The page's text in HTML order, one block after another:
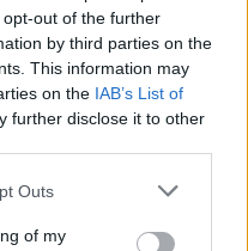
out of the further
by third parties on the
This information may
on the IAB’s List of
further disclose it to other
one or more Google
You may click to
Outs
of my
Bruno
nemzetközi hírű
alatt nagyszerűen
ben készült
és jelmeztervező,
36 év után is